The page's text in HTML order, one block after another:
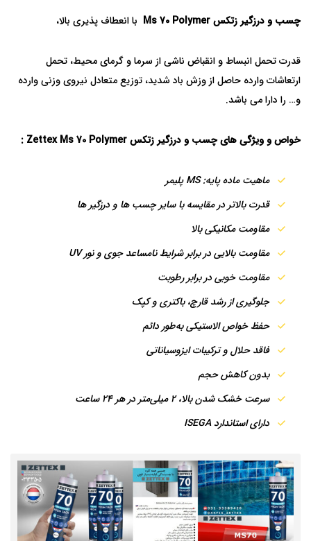
چسب و درزگیر زتکس Ms 70 Polymer با انعطاف پذیری بالا،
قدرت تحمل انبساط و انقباض ناشی از سرما و گرمای محیط، تحمل
ارتعاشات وارده حاصل از وزش باد شدید، توزیع متعادل نیروی وزنی وارده
و… را دارا می باشد.
خواص و ویژگی های چسب و درزگیر زتکس Zettex Ms 70 Polymer :
ماهیت ماده پایه: MS پلیمر
قدرت بالاتر در مقایسه با سایر چسب ها و درزگیر ها
مقاومت مکانیکی بالا
مقاومت بالایی در برابر شرایط نامساعد جوی و نور UV
مقاومت خوبی در برابر رطوبت
جلوگیری از رشد قارچ، باکتری و کپک
حفظ خواص الاستیکی به‌طور دائم
فاقد حلال و ترکیبات ایزوسیاناتی
بدون کاهش حجم
سرعت خشک شدن بالا، 2 میلی‌متر در هر 24 ساعت
دارای استاندارد ISEGA